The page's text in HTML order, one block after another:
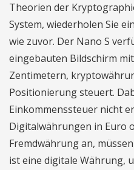
Theorien der
System, wiederholen Sie
wie zuvor. Der Nano S
eingebauten Bildschirm
Zentimetern,
Positionierung steuert.
Einkommenssteuer nicht
Digitalwährungen in Euro
Fremdwährung an,
ist eine digitale Währung,